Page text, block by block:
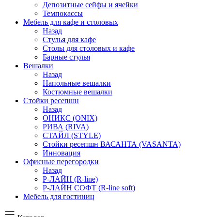
Депозитные сейфы и ячейки
Темпокассы
Мебель для кафе и столовых
Назад
Стулья для кафе
Столы для столовых и кафе
Барные стулья
Вешалки
Назад
Напольные вешалки
Костюмные вешалки
Стойки ресепшн
Назад
ОНИКС (ONIX)
РИВА (RIVA)
СТАЙЛ (STYLE)
Стойки ресепшн ВАСАНТА (VASANTA)
Инновация
Офисные перегородки
Назад
Р-ЛАЙН (R-line)
Р-ЛАЙН СОФТ (R-line soft)
Мебель для гостиниц